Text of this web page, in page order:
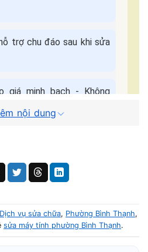
trợ chu đáo sau khi sửa
giá minh bạch - Không
viên liên hệ trong
nội dung
Dịch vụ sửa chữa, Phường Bình Thạnh,
sửa máy tính phường Bình Thạnh.